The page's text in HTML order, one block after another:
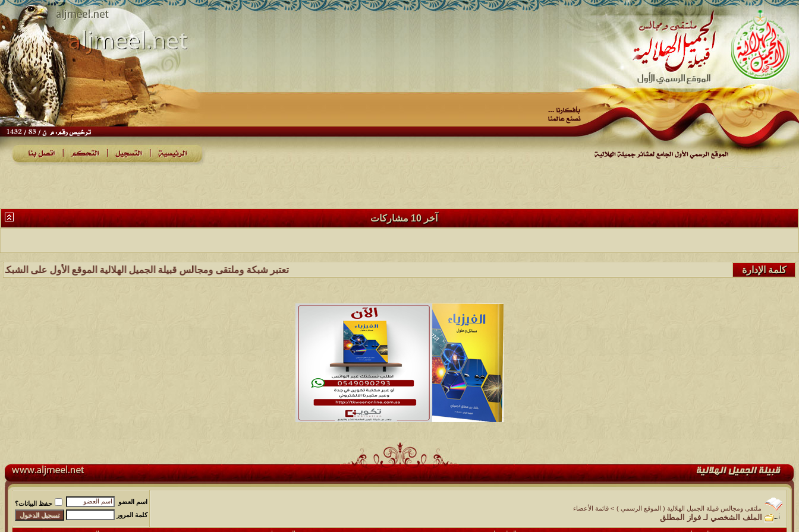
آخر 10 مشاركات
تعتبر شبكة وملتقى ومجالس قبيلة الجميل الهلالية الموقع الأول على الشبكة كلمة الإدارة
ملتقى ومجالس قبيلة الجميل الهلالية ( الموقع الرسمي ) > قائمة الأعضاء
الملف الشخصي لـ فواز المطلق
اسم العضو
حفظ البيانات؟
كلمة المرور